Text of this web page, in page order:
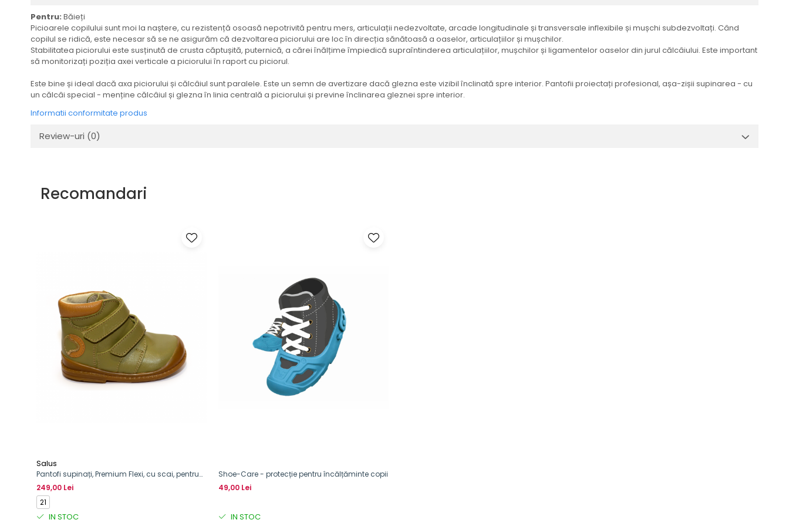
Pentru: Băieți
Picioarele copilului sunt moi la naștere, cu rezistență osoasă nepotrivită pentru mers, articulații nedezvoltate, arcade longitudinale și transversale inflexibile și mușchi subdezvoltați. Când
copilul se ridică, este necesar să se ne asigurăm că dezvoltarea piciorului are loc în direcția sănătoasă a oaselor, articulațiilor și mușchilor.
Stabilitatea piciorului este susținută de crusta căptușită, puternică, a cărei înălțime împiedică supraîntinderea articulațiilor, mușchilor și ligamentelor oaselor din jurul călcâiului. Este important
să monitorizați poziția axei verticale a piciorului în raport cu piciorul.
Este bine și ideal dacă axa piciorului și călcâiul sunt paralele. Este un semn de avertizare dacă glezna este vizibil înclinată spre interior. Pantofii proiectați profesional, așa-zișii supinarea - cu
un călcâi special - menține călcâiul și glezna în linia centrală a piciorului și previne înclinarea gleznei spre interior.
Informatii conformitate produs
Review-uri (0)
Recomandari
Salus
Pantofi supinați, Premium Flexi, cu scai, pentru
băieți
249,00 Lei
21
IN STOC
Shoe-Care - protecție pentru încălțăminte copii
49,00 Lei
IN STOC